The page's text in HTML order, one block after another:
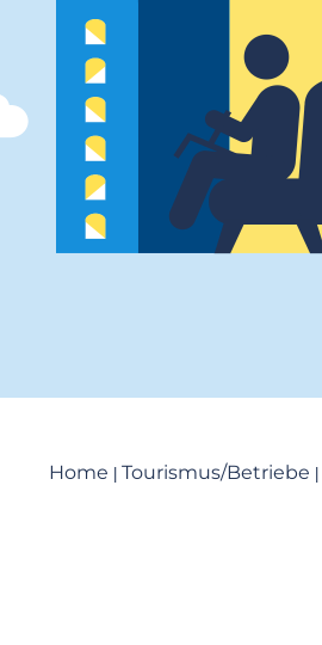
Home Tourismus/Betriebe